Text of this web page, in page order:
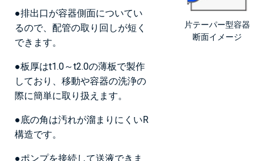
●排出口が容器側面についてい
るので、配管の取り回しが短く
できます。
●板厚はt1.0～t2.0の薄板で製作
しており、移動や容器の洗浄の
際に簡単に取り扱えます。
●底の角は汚れが溜まりにくいR
構造です。
●ポンプを接続して送液できま
片テーパー型容器
断面イメージ